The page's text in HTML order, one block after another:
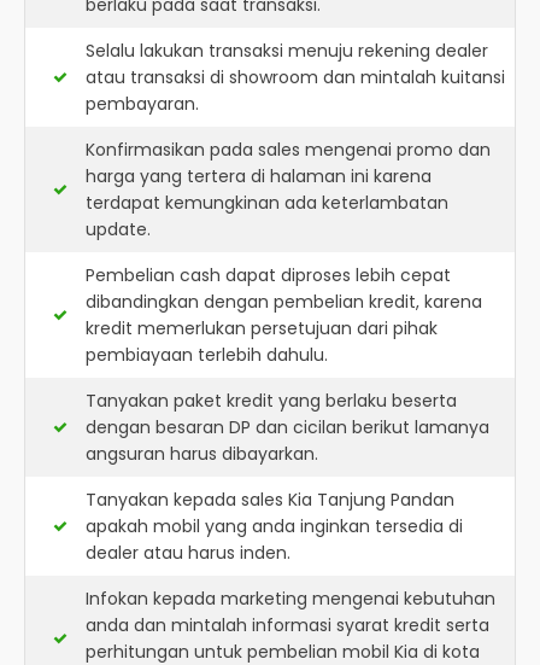
berlaku pada saat transaksi.
Selalu lakukan transaksi menuju rekening dealer
atau transaksi di showroom dan mintalah kuitansi
pembayaran.
Konfirmasikan pada sales mengenai promo dan
harga yang tertera di halaman ini karena
terdapat kemungkinan ada keterlambatan
update.
Pembelian cash dapat diproses lebih cepat
dibandingkan dengan pembelian kredit, karena
kredit memerlukan persetujuan dari pihak
pembiayaan terlebih dahulu.
Tanyakan paket kredit yang berlaku beserta
dengan besaran DP dan cicilan berikut lamanya
angsuran harus dibayarkan.
Tanyakan kepada sales Kia Tanjung Pandan
apakah mobil yang anda inginkan tersedia di
dealer atau harus inden.
Infokan kepada marketing mengenai kebutuhan
anda dan mintalah informasi syarat kredit serta
perhitungan untuk pembelian mobil Kia di kota